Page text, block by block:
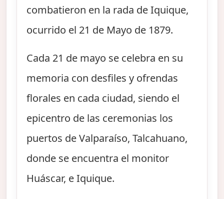
combatieron en la rada de Iquique,
ocurrido el 21 de Mayo de 1879.
Cada 21 de mayo se celebra en su
memoria con desfiles y ofrendas
florales en cada ciudad, siendo el
epicentro de las ceremonias los
puertos de Valparaíso, Talcahuano,
donde se encuentra el monitor
Huáscar, e Iquique.